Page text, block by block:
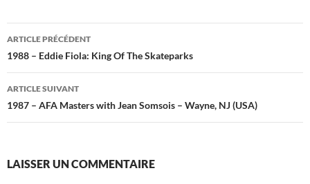
Navigation
des
articles
ARTICLE PRÉCÉDENT
1988 – Eddie Fiola: King Of The Skateparks
ARTICLE SUIVANT
1987 – AFA Masters with Jean Somsois – Wayne, NJ (USA)
LAISSER UN COMMENTAIRE